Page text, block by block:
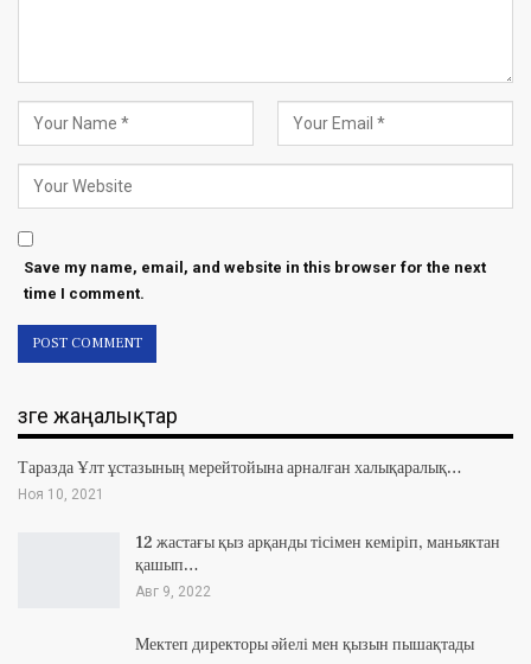
Save my name, email, and website in this browser for the next
time I comment.
Өзге жаңалықтар
Таразда Ұлт ұстазының мерейтойына арналған халықаралық…
Ноя 10, 2021
12 жастағы қыз арқанды тісімен кеміріп, маньяктан
қашып…
Авг 9, 2022
Мектеп директоры әйелі мен қызын пышақтады